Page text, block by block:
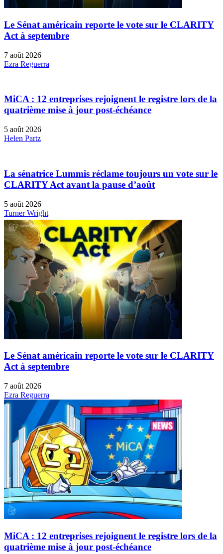
Le Sénat américain reporte le vote sur le CLARITY
Act à septembre
7 août 2026
Ezra Reguerra
MiCA : 12 entreprises rejoignent le registre lors de la
quatrième mise à jour post-échéance
5 août 2026
Helen Partz
La sénatrice Lummis réclame toujours un vote sur le
CLARITY Act avant la pause d’août
5 août 2026
Turner Wright
Le Sénat américain reporte le vote sur le CLARITY
Act à septembre
7 août 2026
Ezra Reguerra
MiCA : 12 entreprises rejoignent le registre lors de la
quatrième mise à jour post-échéance